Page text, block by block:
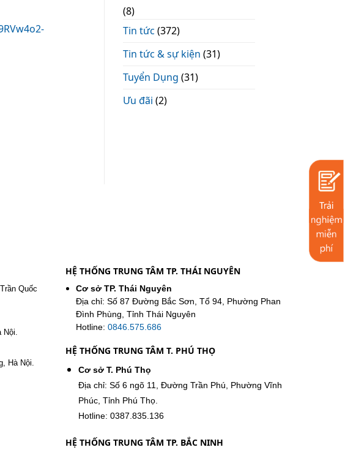
(8)
Tin tức (372)
Tin tức & sự kiện (31)
Tuyển Dụng (31)
Ưu đãi (2)
Quốc
Nội.
Hà Nội.
HỆ THỐNG TRUNG TÂM TP. THÁI NGUYÊN
Cơ sở TP. Thái Nguyên
Địa chỉ: Số 87 Đường Bắc Sơn, Tổ 94, Phường Phan
Đình Phùng, Tỉnh Thái Nguyên
Hotline: 0846.575.686
HỆ THỐNG TRUNG TÂM T. PHÚ THỌ
Cơ sở T. Phú Thọ
Địa chỉ: Số 6 ngõ 11, Đường Trần Phú, Phường Vĩnh
Phúc, Tỉnh Phú Thọ.
Hotline: 0387.835.136
HỆ THỐNG TRUNG TÂM TP. BẮC NINH